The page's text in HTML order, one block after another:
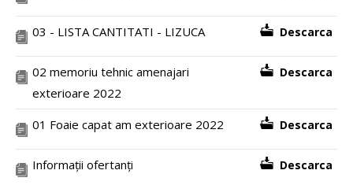
03 - LISTA CANTITATI - LIZUCA Descarca
02 memoriu tehnic amenajari
exterioare 2022
Descarca
01 Foaie capat am exterioare 2022 Descarca
Informații ofertanți Descarca